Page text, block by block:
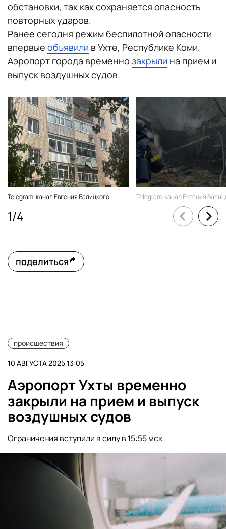
обстановки, так как сохраняется опасность
повторных ударов.
Ранее сегодня режим беспилотной опасности
впервые объявили в Ухте, Республике Коми.
Аэропорт города временно закрыли на прием и
выпуск воздушных судов.
Telegram-канал Евгения Балицкого Telegram-канал Евгения
1/4
поделиться
происшествия
10 АВГУСТА 2025 13:05
Аэропорт Ухты временно
закрыли на прием и выпуск
воздушных судов
Ограничения вступили в силу в 15:55 мск